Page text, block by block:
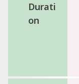
Durati
on